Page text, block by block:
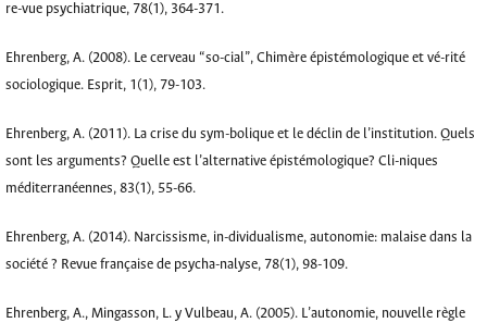
re-vue psychiatrique, 78(1), 364-371.
Ehrenberg, A. (2008). Le cerveau “so-cial”, Chimère épistémologique et vé-rité
sociologique. Esprit, 1(1), 79-103.
Ehrenberg, A. (2011). La crise du sym-bolique et le déclin de l’institution. Quels
sont les arguments? Quelle est l’alternative épistémologique? Cli-niques
méditerranéennes, 83(1), 55-66.
Ehrenberg, A. (2014). Narcissisme, in-dividualisme, autonomie: malaise dans la
société ? Revue française de psycha-nalyse, 78(1), 98-109.
Ehrenberg, A., Mingasson, L. y Vulbeau, A. (2005). L’autonomie, nouvelle règle